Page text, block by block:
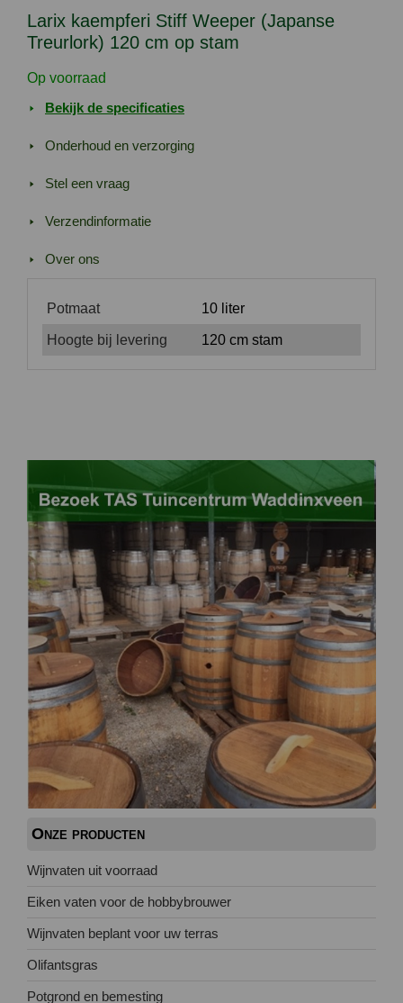
Larix kaempferi Stiff Weeper (Japanse
Treurlork) 120 cm op stam
Op voorraad
cm
op
stam
Bekijk de specificaties
Onderhoud en verzorging
Stel een vraag
Verzendinformatie
Over ons
Potmaat 10 liter
Hoogte bij levering 120 cm stam
Onze producten
Wijnvaten uit voorraad
Eiken vaten voor de hobbybrouwer
Wijnvaten beplant voor uw terras
Olifantsgras
Potgrond en bemesting